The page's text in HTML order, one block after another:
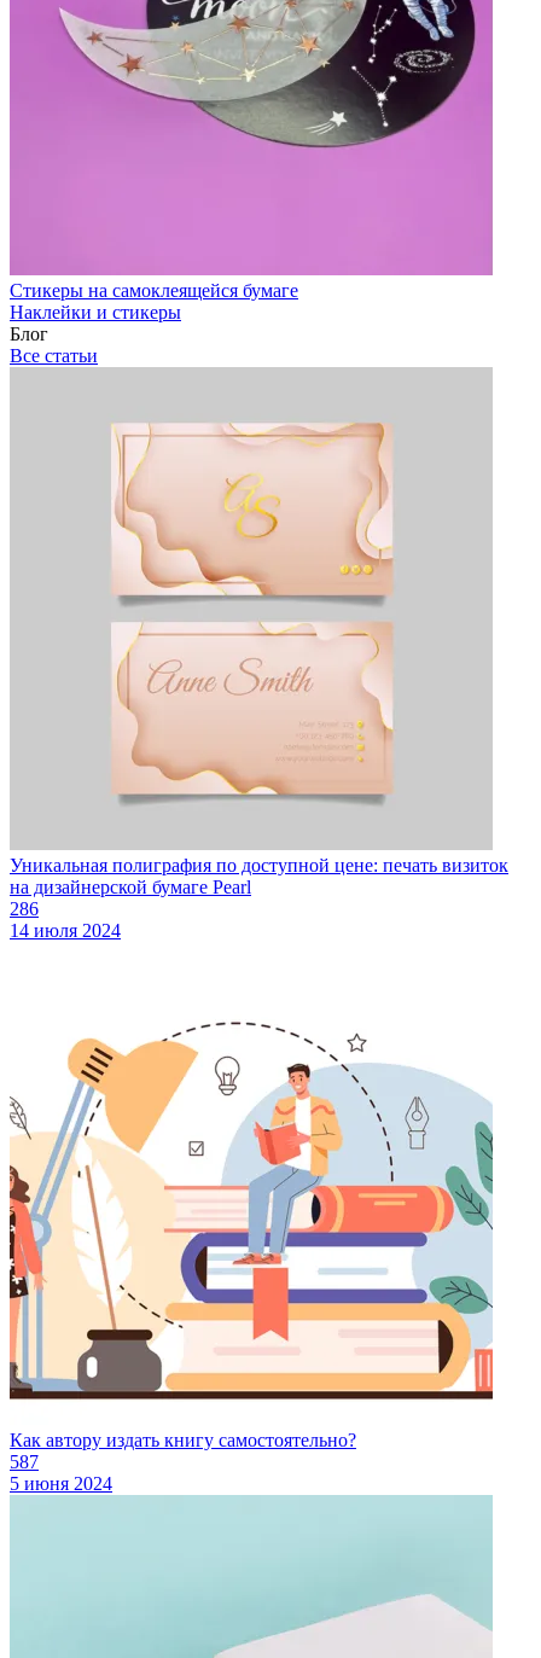
Стикеры на самоклеящейся бумаге
Наклейки и стикеры
Блог
Все статьи
Уникальная полиграфия по доступной цене: печать визиток
на дизайнерской бумаге Pearl
286
14 июля 2024
Как автору издать книгу самостоятельно?
587
5 июня 2024